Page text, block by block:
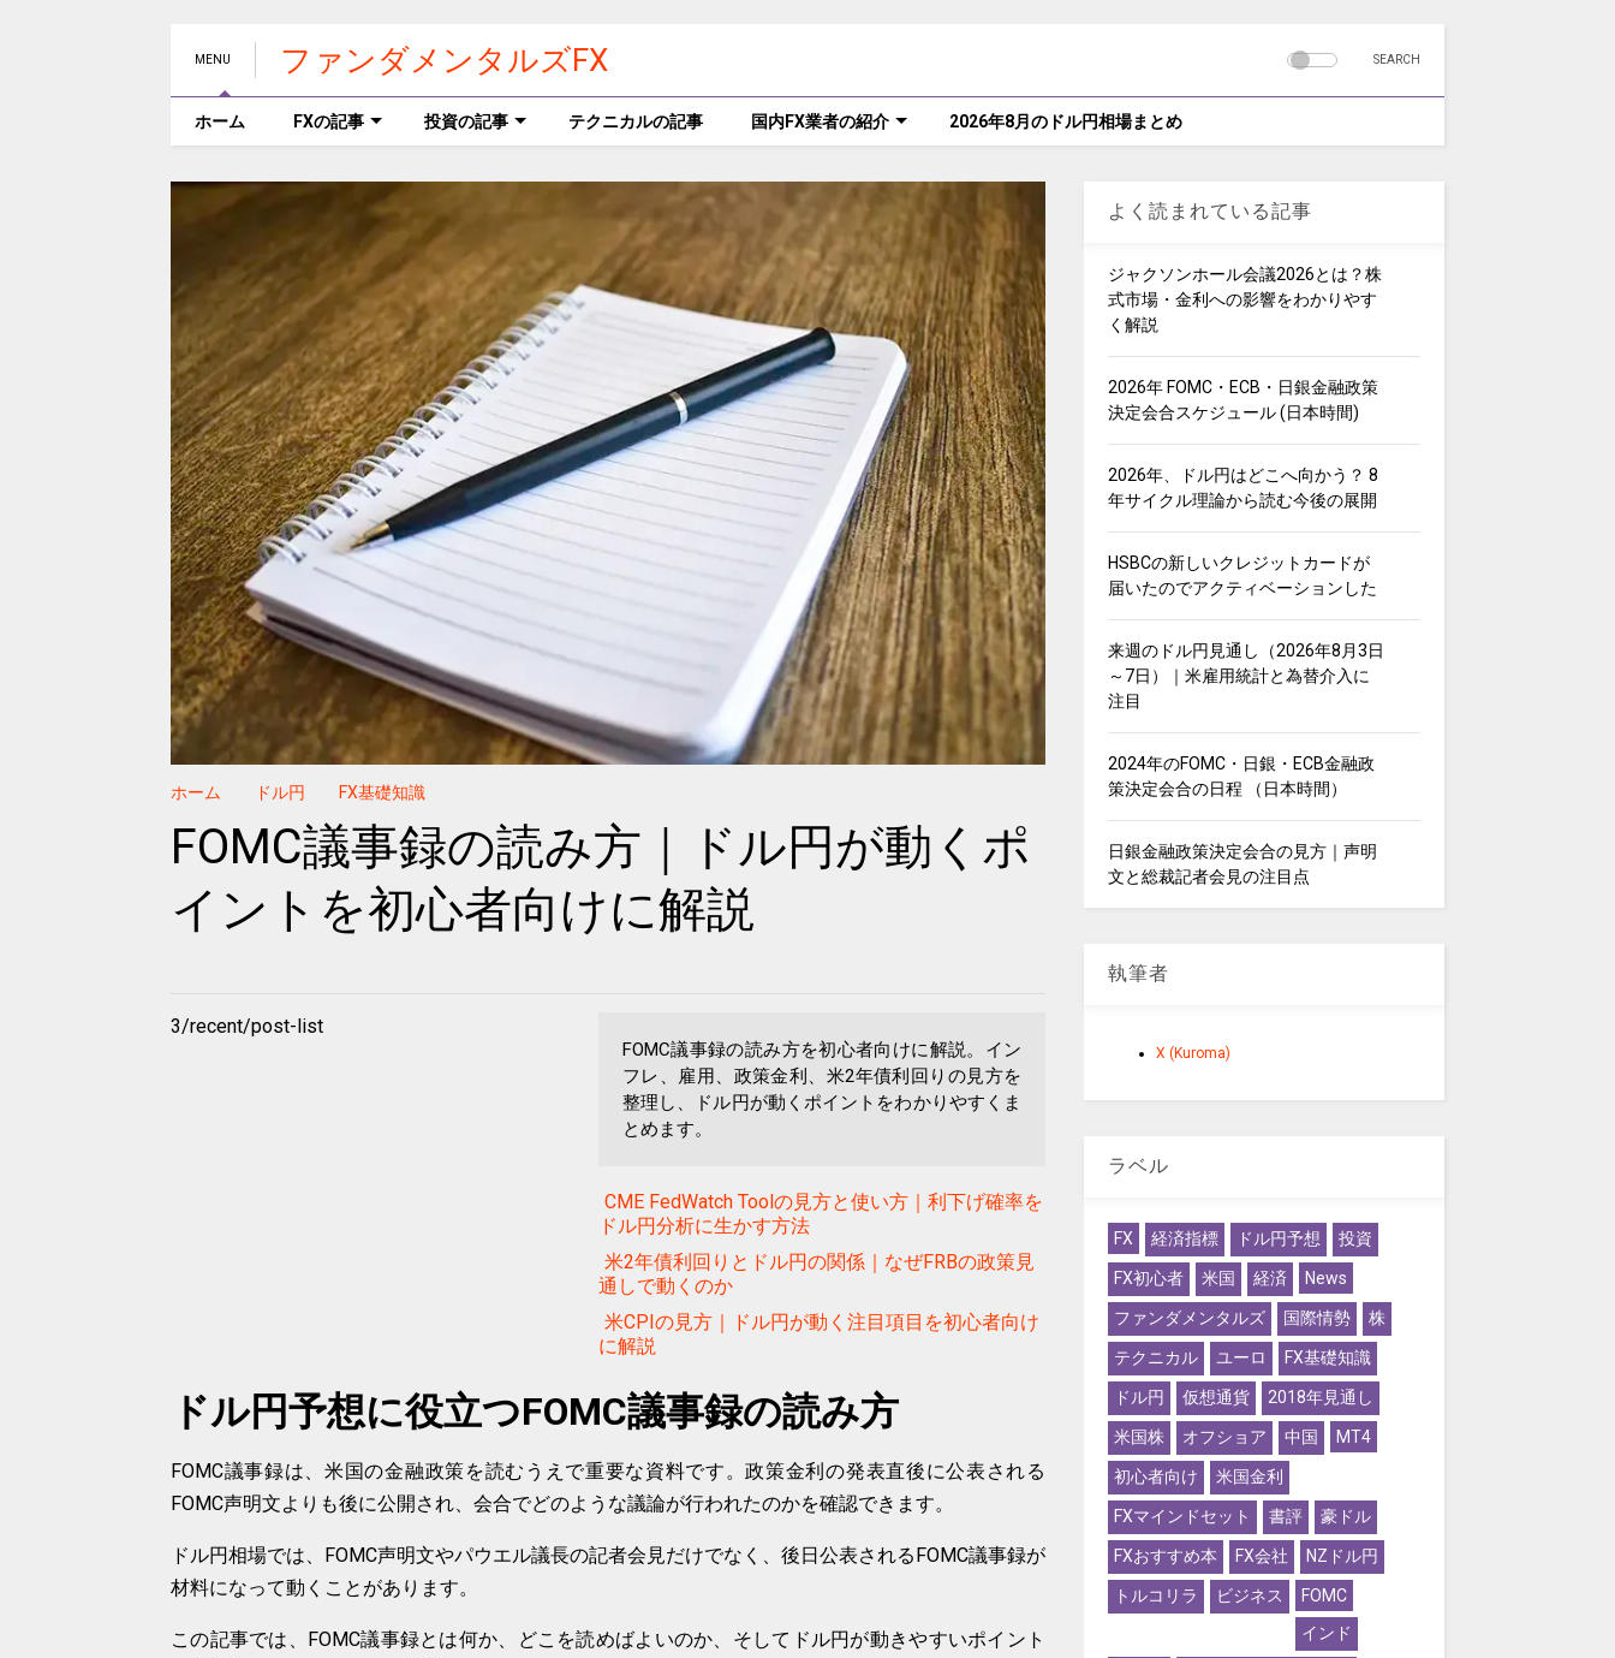
MENU ファンダメンタルズFX SEARCH
ホーム FXの記事 投資の記事 テクニカルの記事 国内FX業者の紹介 2026年8月のドル円相場まとめ
ホーム ドル円 FX基礎知識
FOMC議事録の読み方｜ドル円が動くポ
イントを初心者向けに解説
3/recent/post-list
FOMC議事録の読み方を初心者向けに解説。イン
フレ、雇用、政策金利、米2年債利回りの見方を
整理し、ドル円が動くポイントをわかりやすくま
とめます。
CME FedWatch Toolの見方と使い方｜利下げ確率を
ドル円分析に生かす方法
米2年債利回りとドル円の関係｜なぜFRBの政策見
通しで動くのか
米CPIの見方｜ドル円が動く注目項目を初心者向け
に解説
ドル円予想に役立つFOMC議事録の読み方
FOMC議事録は、米国の金融政策を読むうえで重要な資料です。政策金利の発表直後に公表される
FOMC声明文よりも後に公開され、会合でどのような議論が行われたのかを確認できます。
ドル円相場では、FOMC声明文やパウエル議長の記者会見だけでなく、後日公表されるFOMC議事録が
材料になって動くことがあります。
この記事では、FOMC議事録とは何か、どこを読めばよいのか、そしてドル円が動きやすいポイント
よく読まれている記事
ジャクソンホール会議2026とは？株
式市場・金利への影響をわかりやす
く解説
2026年 FOMC・ECB・日銀金融政策
決定会合スケジュール (日本時間)
2026年、ドル円はどこへ向かう？ 8
年サイクル理論から読む今後の展開
HSBCの新しいクレジットカードが
届いたのでアクティベーションした
来週のドル円見通し（2026年8月3日
～7日）｜米雇用統計と為替介入に
注目
2024年のFOMC・日銀・ECB金融政
策決定会合の日程 （日本時間）
日銀金融政策決定会合の見方｜声明
文と総裁記者会見の注目点
執筆者
X (Kuroma)
ラベル
FX 経済指標 ドル円予想 投資
FX初心者 米国 経済 News
ファンダメンタルズ 国際情勢 株
テクニカル ユーロ FX基礎知識
ドル円 仮想通貨 2018年見通し
米国株 オフショア 中国 MT4
初心者向け 米国金利
FXマインドセット 書評 豪ドル
FXおすすめ本 FX会社 NZドル円
トルコリラ ビジネス
FOMC
インド